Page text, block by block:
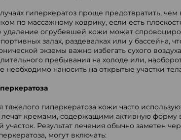
гиперкератоз проще предотвратить,
по массажному коврику, если есть
удаление огрубевшей кожи может
залах, раздевалках или у бассейна,
экземы важно избегать сухого
пребывания на холоде или,
необходимо наносить на открытые участки
тяжелого гиперкератоза кожи часто
кремами, содержащими активную форму
Результат лечения обычно заметен
могут включать: